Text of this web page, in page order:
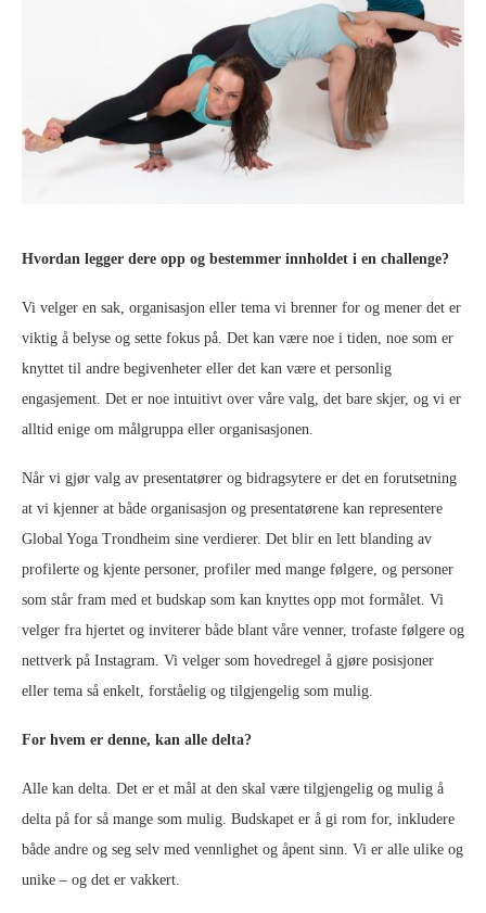
Hvordan legger dere opp og bestemmer innholdet i en challenge?
Vi velger en sak, organisasjon eller tema vi brenner for og mener det er
viktig å belyse og sette fokus på. Det kan være noe i tiden, noe som er
knyttet til andre begivenheter eller det kan være et personlig
engasjement. Det er noe intuitivt over våre valg, det bare skjer, og vi er
alltid enige om målgruppa eller organisasjonen.
Når vi gjør valg av presentatører og bidragsytere er det en forutsetning
at vi kjenner at både organisasjon og presentatørene kan representere
Global Yoga Trondheim sine verdierer. Det blir en lett blanding av
profilerte og kjente personer, profiler med mange følgere, og personer
som står fram med et budskap som kan knyttes opp mot formålet. Vi
velger fra hjertet og inviterer både blant våre venner, trofaste følgere og
nettverk på Instagram. Vi velger som hovedregel å gjøre posisjoner
eller tema så enkelt, forståelig og tilgjengelig som mulig.
For hvem er denne, kan alle delta?
Alle kan delta. Det er et mål at den skal være tilgjengelig og mulig å
delta på for så mange som mulig. Budskapet er å gi rom for, inkludere
både andre og seg selv med vennlighet og åpent sinn. Vi er alle ulike og
unike – og det er vakkert.